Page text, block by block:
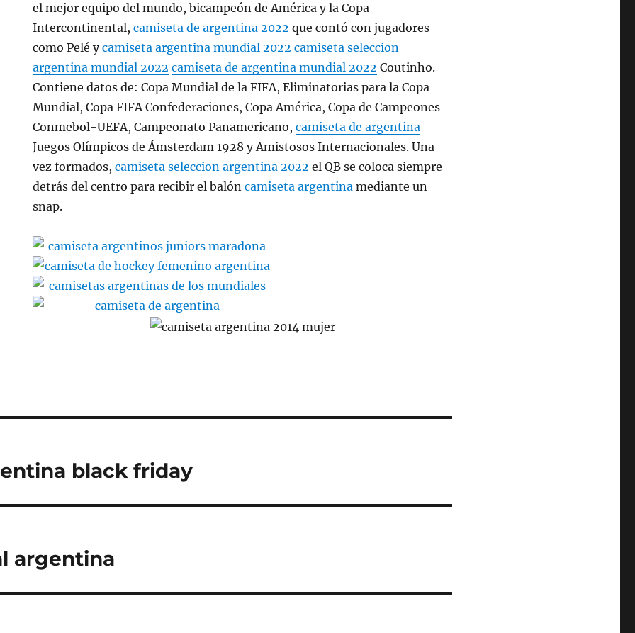
el mejor equipo del mundo, bicampeón de América y la Copa
Intercontinental,camiseta de argentina 2022 que contó con jugadores
como Pelé ycamiseta argentina mundial 2022 camiseta seleccion
argentina mundial 2022 camiseta de argentina mundial 2022 Coutinho.
Contiene datos de: Copa Mundial de la FIFA, Eliminatorias para la Copa
Mundial, Copa FIFA Confederaciones, Copa América, Copa de Campeones
Conmebol-UEFA, Campeonato Panamericano,camiseta de argentina
Juegos Olímpicos de Ámsterdam 1928 y Amistosos Internacionales. Una
vez formados,camiseta seleccion argentina 2022 el QB se coloca siempre
detrás del centro para recibir el balóncamiseta argentina mediante un
snap.
black friday
argentina